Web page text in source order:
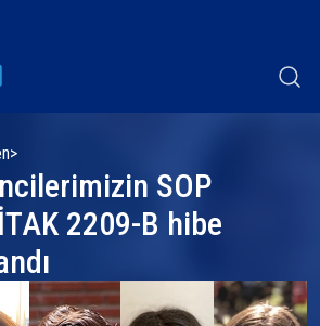
SOP
2209-B hibe